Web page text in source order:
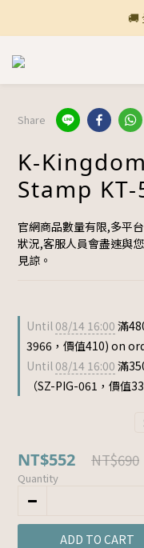
🚚
🚚
🍎 點三條
🚚
Share
K-
Stamp
官網商品數量有限,多平
狀況,客服人員會盡速與
見諒。
Until 08/14 16:00 滿
3966，價值410) on
Until 08/14 16:00 滿
（SZ-PIG-061，價值
NT$552 NT$690
Quantity
ADD TO CART